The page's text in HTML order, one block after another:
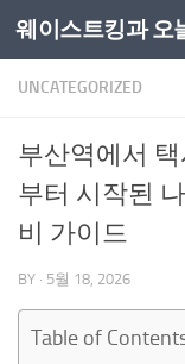
Skip to content
UNCATEGORIZED
부산역에서
부터 시작된
비 가이드
BY · 5월 18, 2026
Table of